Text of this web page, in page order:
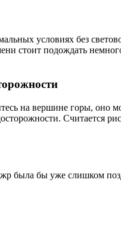
условиях без
стоит подождать
на вершине горы,
Считается
была бы уже слишком